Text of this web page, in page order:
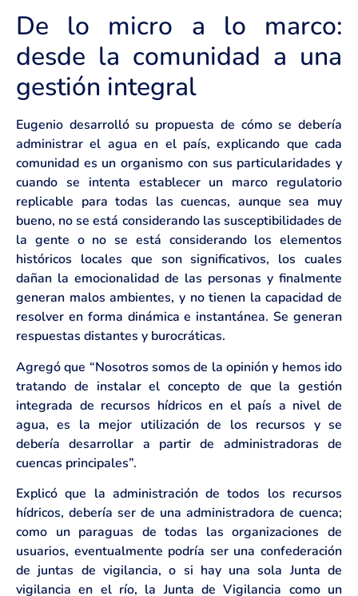
De lo micro a lo marco:
desde la comunidad a una
gestión integral
Eugenio desarrolló su propuesta de cómo se debería
administrar el agua en el país, explicando que cada
comunidad es un organismo con sus particularidades y
cuando se intenta establecer un marco regulatorio
replicable para todas las cuencas, aunque sea muy
bueno, no se está considerando las susceptibilidades de
la gente o no se está considerando los elementos
históricos locales que son significativos, los cuales
dañan la emocionalidad de las personas y finalmente
generan malos ambientes, y no tienen la capacidad de
resolver en forma dinámica e instantánea. Se generan
respuestas distantes y burocráticas.
Agregó que “Nosotros somos de la opinión y hemos ido
tratando de instalar el concepto de que la gestión
integrada de recursos hídricos en el país a nivel de
agua, es la mejor utilización de los recursos y se
debería desarrollar a partir de administradoras de
cuencas principales”.
Explicó que la administración de todos los recursos
hídricos, debería ser de una administradora de cuenca;
como un paraguas de todas las organizaciones de
usuarios, eventualmente podría ser una confederación
de juntas de vigilancia, o si hay una sola Junta de
vigilancia en el río, la Junta de Vigilancia como un